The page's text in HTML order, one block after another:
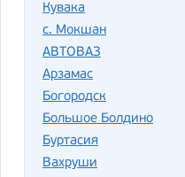
Кувака
с. Мокшан
АВТОВАЗ
Арзамас
Богородск
Большое Болдино
Буртасия
Вахруши